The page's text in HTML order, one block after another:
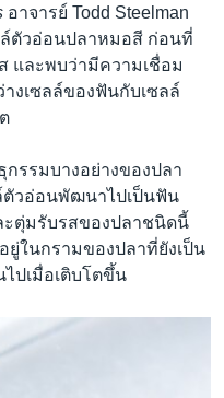
อาจารย์ Todd Steelman
ล์ตัวอ่อนปลาหมอสี ก่อนที่
และพบว่ามีความเชื่อม
งเซลล์ของฟันกับเซลล์
รรมบางอย่างของปลา
วอ่อนพัฒนาไปเป็นฟัน
ะตุ่มรับรสของปลาชนิดนี้
ยู่ในกรามของปลาที่ยังเป็น
ปเมื่อเติบโตขึ้น